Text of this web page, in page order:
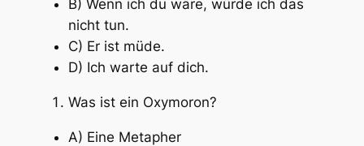
B) Wenn ich du wäre, würde ich das
nicht tun.
C) Er ist müde.
D) Ich warte auf dich.
Was ist ein Oxymoron?
A) Eine Metapher